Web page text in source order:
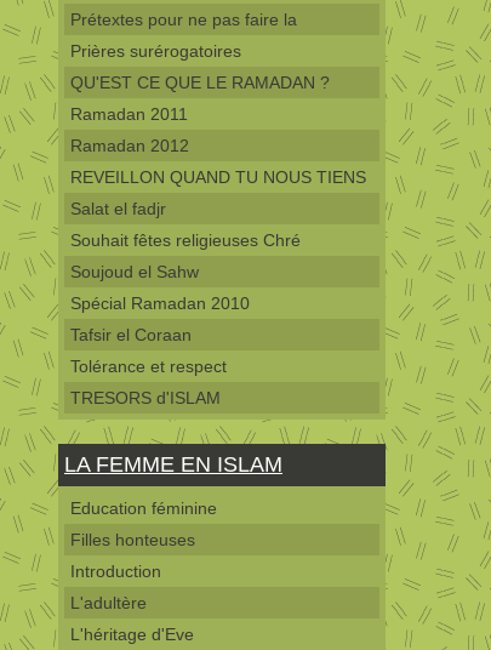
Prétextes pour ne pas faire la
Prières surérogatoires
QU'EST CE QUE LE RAMADAN ?
Ramadan 2011
Ramadan 2012
REVEILLON QUAND TU NOUS TIENS
Salat el fadjr
Souhait fêtes religieuses Chré
Soujoud el Sahw
Spécial Ramadan 2010
Tafsir el Coraan
Tolérance et respect
TRESORS d'ISLAM
LA FEMME EN ISLAM
Education féminine
Filles honteuses
Introduction
L'adultère
L'héritage d'Eve